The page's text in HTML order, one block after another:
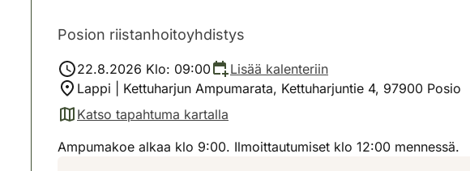
Posion riistanhoitoyhdistys
22.8.2026 Klo: 09:00
Lisää kalenteriin
Lappi | Kettuharjun Ampumarata, Kettuharjuntie 4, 97900 Posio
Katso tapahtuma kartalla
(avautuu uuteen välilehteen)
Ampumakoe alkaa klo 9:00. Ilmoittautumiset klo 12:00 mennessä.